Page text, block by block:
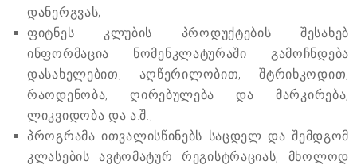
დანერგვას;
ფიტნეს კლუბის პროდუქტების შესახებ
ინფორმაცია ნომენკლატურაში გამოჩნდება
დასახელებით, აღწერილობით, შტრიხკოდით,
რაოდენობა, ღირებულება და მარკირება,
ლიკვიდობა და ა.შ.;
პროგრამა ითვალისწინებს საცდელ და შემდგომ
კლასების ავტომატურ რეგისტრაციას, მხოლოდ